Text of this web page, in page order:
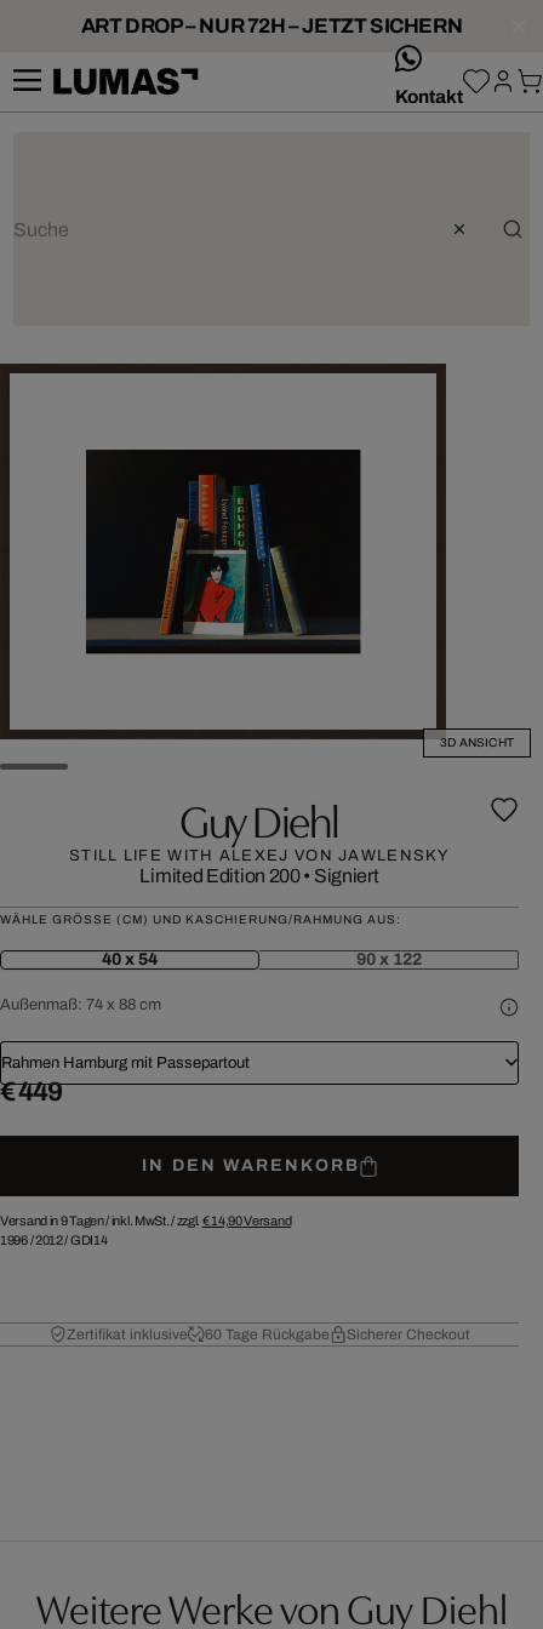
ART DROP – NUR 72H – JETZT SICHERN
Kontakt
3D ANSICHT
Guy Diehl
STILL LIFE WITH ALEXEJ VON JAWLENSKY
Limited Edition 200• Signiert
WÄHLE GRÖSSE (CM) UND KASCHIERUNG/RAHMUNG AUS:
40 x 54 90 x 122
Außenmaß: 74 x 88 cm
Rahmen Hamburg mit Passepartout
€ 449
IN DEN WARENKORB
Versand in 9 Tagen /inkl. MwSt. / zzgl. € 14,90Versand
1996/2012/GDI14
Zertifikat inklusive 60 Tage Rückgabe Sicherer Checkout
Weitere Werke von Guy Diehl